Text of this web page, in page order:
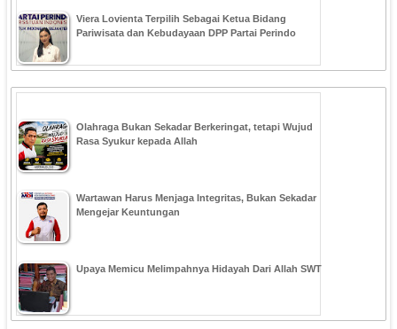
Viera Lovienta Terpilih Sebagai Ketua Bidang
Pariwisata dan Kebudayaan DPP Partai Perindo
Olahraga Bukan Sekadar Berkeringat, tetapi Wujud
Rasa Syukur kepada Allah
Wartawan Harus Menjaga Integritas, Bukan Sekadar
Mengejar Keuntungan
Upaya Memicu Melimpahnya Hidayah Dari Allah SWT